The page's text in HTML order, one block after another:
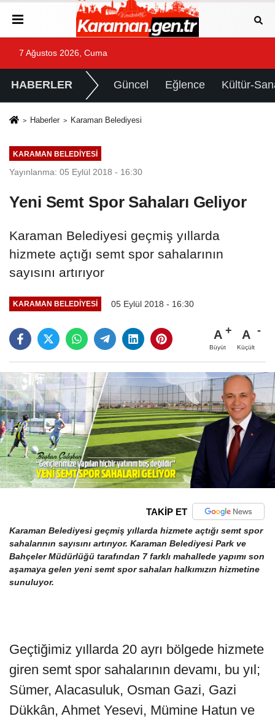
7 Ağustos 2026, Cuma
HABERLER Güncel Eğlence Kültür-
Haberler Karaman Belediyesi
KARAMAN BELEDIYESI
Yayınlanma: 05 Eylül 2018 - 16:30
Yeni Semt Spor Sahaları Geliyor
Karaman Belediyesi geçmiş yıllarda
hizmete açtığı semt spor sahalarının
sayısını artırıyor
KARAMAN BELEDIYESI 05 Eylül 2018 - 16:30
A
Büyüt
A
Küçült
TAKİP ET
Karaman Belediyesi geçmiş yıllarda hizmete açtığı semt spor
sahalarının sayısını artırıyor. Karaman Belediyesi Park ve
Bahçeler Müdürlüğü tarafından 7 farklı mahallede yapımı son
aşamaya gelen yeni semt spor sahaları halkımızın hizmetine
sunuluyor.
Geçtiğimiz yıllarda 20 ayrı bölgede hizmete
giren semt spor sahalarının devamı, bu yıl;
Sümer, Alacasuluk, Osman Gazi, Gazi
Dükkân, Ahmet Yesevi, Mümine Hatun ve